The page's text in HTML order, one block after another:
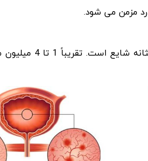
مزمن می شود.